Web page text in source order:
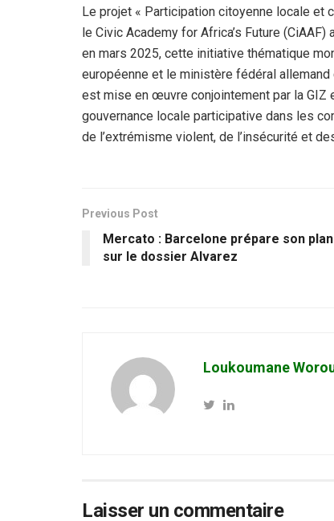
Le projet « Participation citoyenne locale et
le Civic Academy for Africa’s Future (CiAAF)
en mars 2025, cette initiative thématique
européenne et le ministère fédéral
est mise en œuvre conjointement par la GIZ
gouvernance locale participative dans les
de l’extrémisme violent, de l’insécurité et
Previous Post
Mercato : Barcelone prépare son
sur le dossier Alvarez
Loukoumane
Laisser un commentaire